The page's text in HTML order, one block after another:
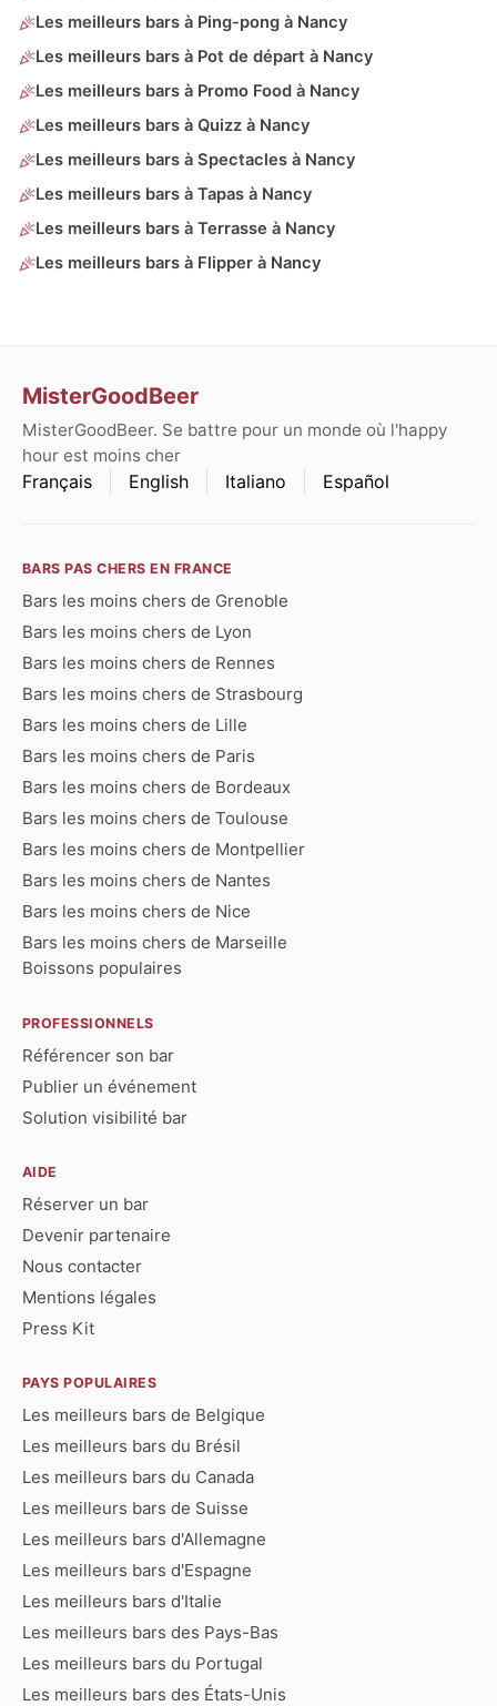
Les meilleurs bars à Ping-pong à Nancy
Les meilleurs bars à Pot de départ à Nancy
Les meilleurs bars à Promo Food à Nancy
Les meilleurs bars à Quizz à Nancy
Les meilleurs bars à Spectacles à Nancy
Les meilleurs bars à Tapas à Nancy
Les meilleurs bars à Terrasse à Nancy
Les meilleurs bars à Flipper à Nancy
MisterGoodBeer
MisterGoodBeer. Se battre pour un monde où l'happy
hour est moins cher
Français English Italiano Español
BARS PAS CHERS EN FRANCE
Bars les moins chers de Grenoble
Bars les moins chers de Lyon
Bars les moins chers de Rennes
Bars les moins chers de Strasbourg
Bars les moins chers de Lille
Bars les moins chers de Paris
Bars les moins chers de Bordeaux
Bars les moins chers de Toulouse
Bars les moins chers de Montpellier
Bars les moins chers de Nantes
Bars les moins chers de Nice
Bars les moins chers de Marseille
Boissons populaires
PROFESSIONNELS
Référencer son bar
Publier un événement
Solution visibilité bar
AIDE
Réserver un bar
Devenir partenaire
Nous contacter
Mentions légales
Press Kit
PAYS POPULAIRES
Les meilleurs bars de Belgique
Les meilleurs bars du Brésil
Les meilleurs bars du Canada
Les meilleurs bars de Suisse
Les meilleurs bars d'Allemagne
Les meilleurs bars d'Espagne
Les meilleurs bars d'Italie
Les meilleurs bars des Pays-Bas
Les meilleurs bars du Portugal
Les meilleurs bars des États-Unis